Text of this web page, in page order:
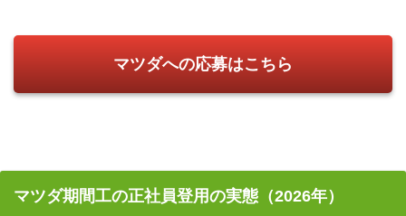
マツダへの応募はこちら
マツダ期間工の正社員登用の実態（2026年）